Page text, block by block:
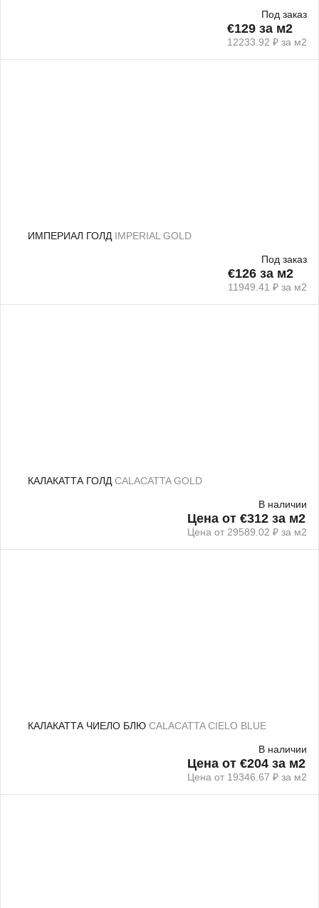
Под заказ
€129 за м2
12233.92 ₽ за м2
ИМПЕРИАЛ ГОЛД IMPERIAL GOLD
Под заказ
€126 за м2
11949.41 ₽ за м2
КАЛАКАТТА ГОЛД CALACATTA GOLD
В наличии
Цена от €312 за м2
Цена от 29589.02 ₽ за м2
КАЛАКАТТА ЧИЕЛО БЛЮ CALACATTA CIELO BLUE
В наличии
Цена от €204 за м2
Цена от 19346.67 ₽ за м2